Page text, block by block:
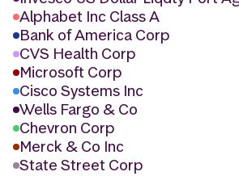
Alphabet Inc Class A
Bank of America Corp
CVS Health Corp
Microsoft Corp
Cisco Systems Inc
Wells Fargo & Co
Chevron Corp
Merck & Co Inc
State Street Corp